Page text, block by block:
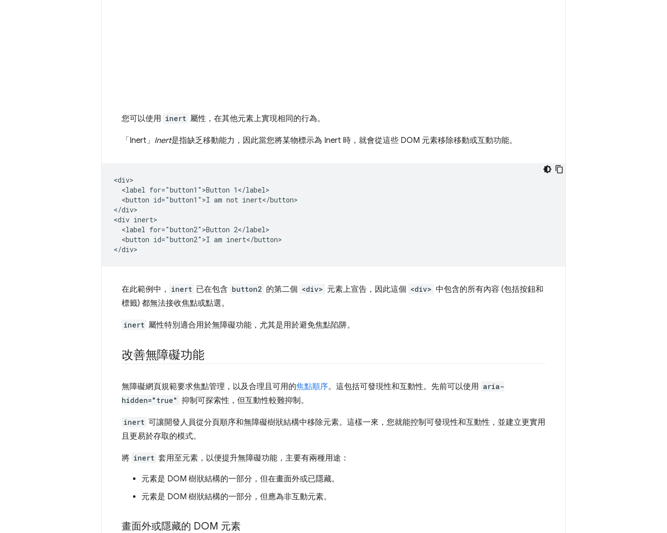
您可以使用 inert 屬性，在其他元素上實現相同的行為。
「Inert」 Inert是指缺乏移動能力，因此當您將某物標示為 Inert 時，就會從這些 DOM 元素移除移動或互動功能。
<div>
  <label for="button1">Button 1</label>
  <button id="button1">I am not inert</button>
</div>
<div inert>
  <label for="button2">Button 2</label>
  <button id="button2">I am inert</button>
在此範例中， inert 已在包含 button2 的第二個 <div> 元素上宣告，因此這個 <div> 中包含的所有內容 (包括按鈕和
標籤) 都無法接收焦點或點選。
inert 屬性特別適合用於無障礙功能，尤其是用於避免焦點陷阱。
改善無障礙功能
無障礙網頁規範要求焦點管理，以及合理且可用的焦點順序。這包括可發現性和互動性。先前可以使用 aria-
hidden="true" 抑制可探索性，但互動性較難抑制。
inert 可讓開發人員從分頁順序和無障礙樹狀結構中移除元素。這樣一來，您就能控制可發現性和互動性，並建立更實用
且更易於存取的模式。
將 inert 套用至元素，以便提升無障礙功能，主要有兩種用途：
元素是 DOM 樹狀結構的一部分，但在畫面外或已隱藏。
元素是 DOM 樹狀結構的一部分，但應為非互動元素。
畫面外或隱藏的 DOM 元素